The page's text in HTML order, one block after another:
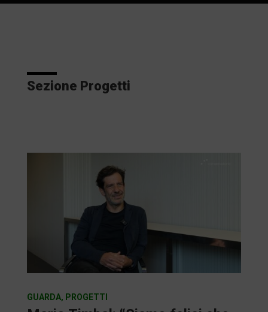
Sezione Progetti
GUARDA, PROGETTI